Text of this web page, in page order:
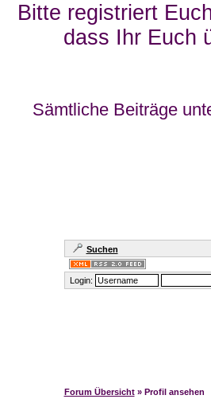
Bitte registriert
dass Ihr Euch
Sämtliche Beiträge
Suchen
Login:
Forum Übersicht» Profil ansehen